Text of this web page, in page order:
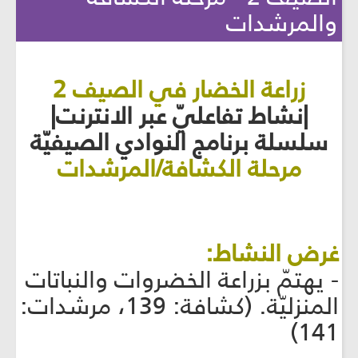
والمرشدات
زراعة الخضار في الصيف 2
|نشاط تفاعليّ عبر الانترنت|
سلسلة برنامج النوادي الصيفيّة
مرحلة الكشافة/المرشدات
غرض النشاط:
- يهتمّ بزراعة الخضروات والنباتات
المنزليّة. (كشافة: 139، مرشدات:
141)